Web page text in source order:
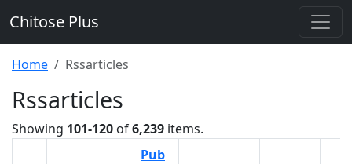
Chitose Plus
Home Rssarticles
Rssarticles
Showing 101-120 of6,239 items.
Pub